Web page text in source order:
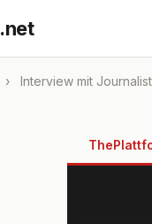
.net
› Interview mit